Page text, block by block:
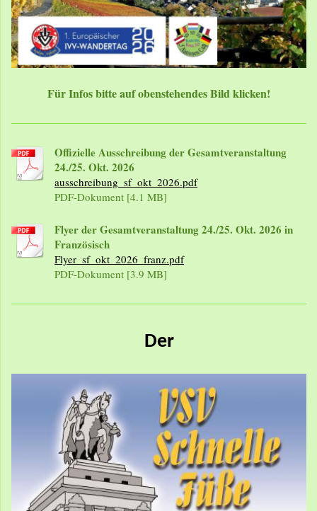
Für Infos bitte auf obenstehendes Bild klicken!
Offizielle Ausschreibung der Gesamtveranstaltung
24./25. Okt. 2026
ausschreibung_sf_okt_2026.pdf
PDF-Dokument [4.1 MB]
Flyer der Gesamtveranstaltung 24./25. Okt. 2026 in
Französisch
Flyer_sf_okt_2026_franz.pdf
PDF-Dokument [3.9 MB]
Der